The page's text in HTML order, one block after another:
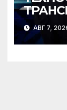
АВГ 7,